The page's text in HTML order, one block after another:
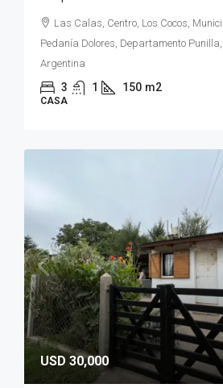
Las Calas, Centro, Los Cocos,
Pedanía Dolores, Departamento
Argentina
3 1 150 m2
CASA
USD 30,000